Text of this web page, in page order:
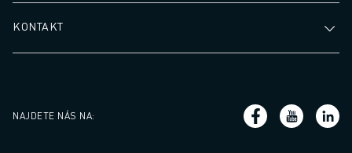
KONTAKT
NAJDETE NÁS NA: